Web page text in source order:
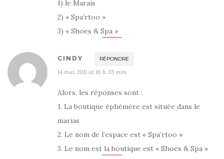
1) le Marais
2) « Spa’rtoo »
3) « Shoes & Spa »
CINDY RÉPONDRE
14 mai 2011 at 16 h 35 min
Alors, les réponses sont :
1. La boutique éphémère est située dans le
marias
2. Le nom de l’espace est « Spa’rtoo »
3. Le nom est la boutique est « Shoes & Spa »